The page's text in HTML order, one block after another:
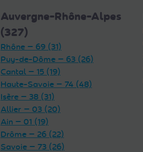
Auvergne-Rhône-Alpes
(327)
Rhône — 69 (31)
Puy-de-Dôme — 63 (26)
Cantal — 15 (19)
Haute-Savoie — 74 (48)
Isère — 38 (31)
Allier — 03 (20)
Ain — 01 (19)
Drôme — 26 (22)
Savoie — 73 (26)